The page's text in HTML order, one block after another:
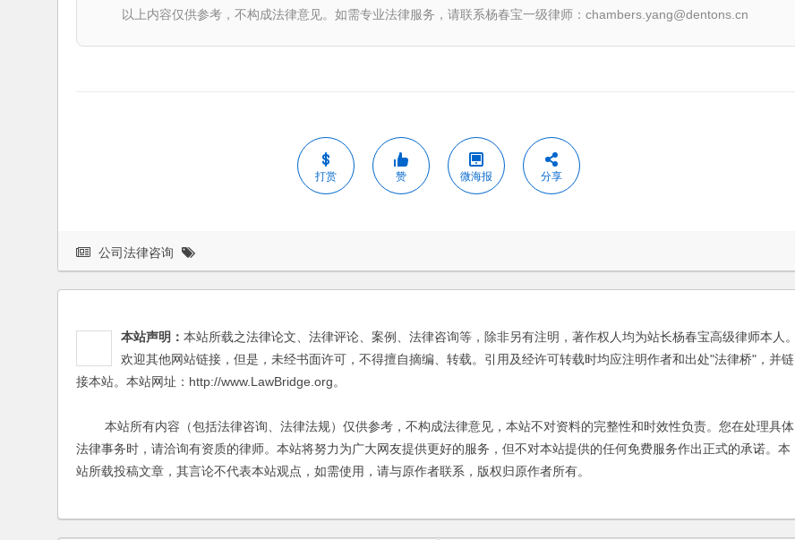
以上内容仅供参考，不构成法律意见。如需专业法律服务，请联系杨春宝一级律师：chambers.yang@dentons.cn
打赏 赞 微海报 分享
公司法律咨询
本站声明： 本站所载之法律论文、法律评论、案例、法律咨询等，除非另有注明，著作权人均为站长杨春宝高级律师本人。
欢迎其他网站链接，但是，未经书面许可，不得擅自摘编、转载。引用及经许可转载时均应注明作者和出处"法律桥"，并链
接本站。本站网址：http://www.LawBridge.org。
本站所有内容（包括法律咨询、法律法规）仅供参考，不构成法律意见，本站不对资料的完整性和时效性负责。您在处理具体
法律事务时，请洽询有资质的律师。本站将努力为广大网友提供更好的服务，但不对本站提供的任何免费服务作出正式的承诺。本
站所载投稿文章，其言论不代表本站观点，如需使用，请与原作者联系，版权归原作者所有。